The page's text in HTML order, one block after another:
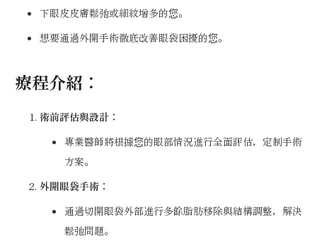
下眼皮皮膚鬆弛或細紋增多的您。
想要通過外開手術徹底改善眼袋困擾的您。
療程介紹：
術前評估與設計：
專業醫師將根據您的眼部情況進行全面評估，定制手術
方案。
外開眼袋手術：
通過切開眼袋外部進行多餘脂肪移除與結構調整，解決
鬆弛問題。